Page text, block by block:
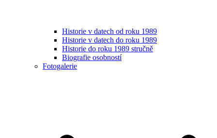
Historie v datech od roku 1989
Historie v datech do roku 1989
Historie do roku 1989 stručně
Biografie osobností
Fotogalerie